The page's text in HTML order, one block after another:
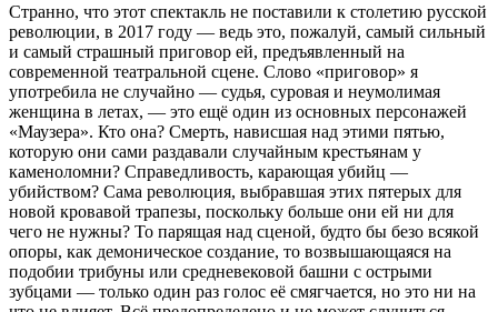
Странно, что этот спектакль не поставили к столетию русской
революции, в 2017 году — ведь это, пожалуй, самый сильный
и самый страшный приговор ей, предъявленный на
современной театральной сцене. Слово «приговор» я
употребила не случайно — судья, суровая и неумолимая
женщина в летах, — это ещё один из основных персонажей
«Маузера». Кто она? Смерть, нависшая над этими пятью,
которую они сами раздавали случайным крестьянам у
каменоломни? Справедливость, карающая убийц —
убийством? Сама революция, выбравшая этих пятерых для
новой кровавой трапезы, поскольку больше они ей ни для
чего не нужны? То парящая над сценой, будто бы безо всякой
опоры, как демоническое создание, то возвышающаяся на
подобии трибуны или средневековой башни с острыми
зубцами — только один раз голос её смягчается, но это ни на